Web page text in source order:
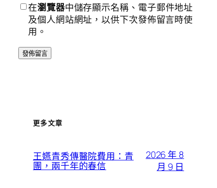
在瀏覽器中儲存顯示名稱、電子郵件地址
及個人網站網址，以供下次發佈留言時使
用。
更多文章
王嬿青秀傳醫院費用：青
團，兩千年的春信
2026 年 8
月 9 日